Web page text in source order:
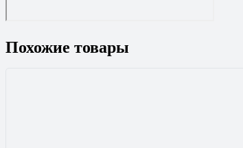
Похожие товары